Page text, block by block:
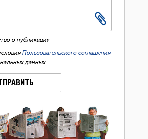
о публикации
Пользовательского соглашения
данных